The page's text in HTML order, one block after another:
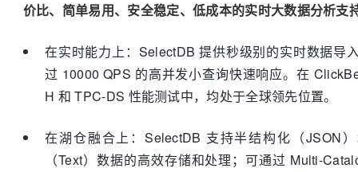
价比、简单易用、安全稳定、低成本的实时大数据分析支
在实时能力上：SelectDB 提供秒级别的实时数据导
过 10000 QPS 的高并发小查询快速响应。在
H 和 TPC-DS 性能测试中，均处于全球领先位置。
在湖仓融合上：SelectDB 支持半结构化（JSON
（Text）数据的高效存储和处理；可通过 Multi-